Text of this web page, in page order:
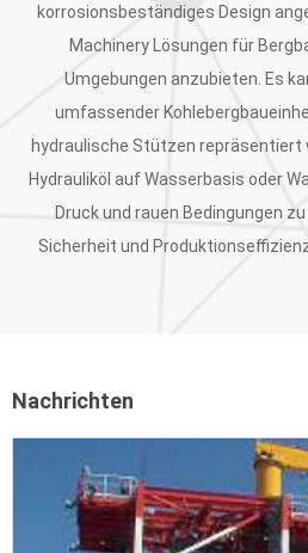
korrosionsbeständiges Design
Machinery Lösungen für
Umgebungen anzubieten. Es
umfassender
hydraulische Stützen repräsentiert
Hydrauliköl auf Wasserbasis oder
Druck und rauen Bedingungen
Sicherheit und
Nachrichten